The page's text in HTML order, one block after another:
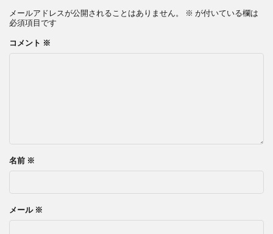
メールアドレスが公開されることはありません。 ※ が付いている欄は
必須項目です
コメント ※
名前 ※
メール ※